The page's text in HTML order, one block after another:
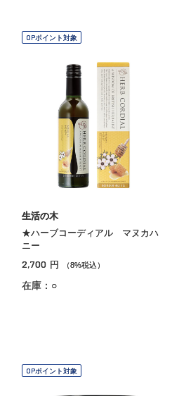
OPポイント対象
生活の木
★ハーブコーディアル マヌカハ
ニー
2,700 円 （8%税込）
在庫：○
OPポイント対象